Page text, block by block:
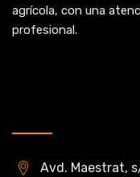
agrícola, con una
profesional.
Avd. Maestrat,